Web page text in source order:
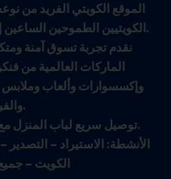
الموقع الكويتي الفريد من
الكويتيين الطموحين الساعين إلى التميز في عالم التجارة الحديثة.
نقدم تجربة تسوق آمنة
الماركات العالمية من
وإكسسوارات وألعاب وملابس
والفيديو جيمز.
توصيل سريع لباب المنزل مع ضمان الجودة والخدمة المتميزة.
الأنشطة: الاستيراد – التصدير –
الكويت –